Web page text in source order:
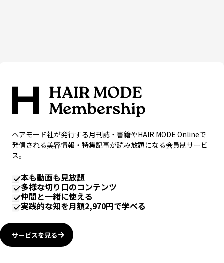
ヘアモード社が発行する月刊誌・書籍やHAIR MODE Onlineで
発信される美容情報・特集記事が読み放題になる会員制サービ
ス。
本も動画も見放題
多様な切り口のコンテンツ
仲間と一緒に使える
実践的な知を月額2,970円で学べる
サービスを見る